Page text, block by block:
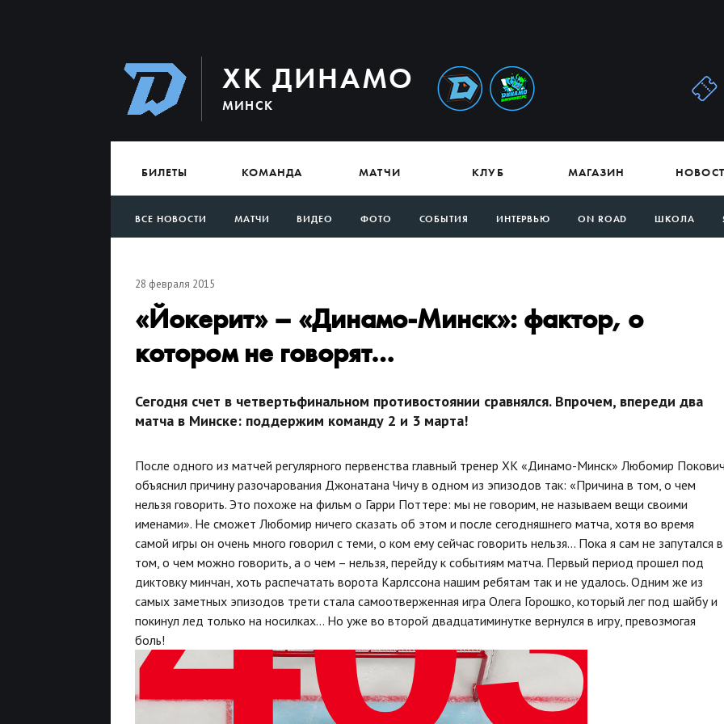
ХК ДИНАМО
МИНСК
БИЛЕТЫ КОМАНДА МАТЧИ КЛУБ МАГАЗИН
ВСЕ НОВОСТИ МАТЧИ ВИДЕО ФОТО СОБЫТИЯ ИНТЕРВЬЮ ON ROAD ШКОЛА
28 февраля 2015
«Йокерит» – «Динамо-Минск»: фактор, о
котором не говорят…
Сегодня счет в четвертьфинальном противостоянии сравнялся. Впрочем, впереди два
матча в Минске: поддержим команду 2 и 3 марта!
После одного из матчей регулярного первенства главный тренер ХК «Динамо-Минск» Любомир
объяснил причину разочарования Джонатана Чичу в одном из эпизодов так: «Причина в том, о чем
нельзя говорить. Это похоже на фильм о Гарри Поттере: мы не говорим, не называем вещи своими
именами». Не сможет Любомир ничего сказать об этом и после сегодняшнего матча, хотя во время
самой игры он очень много говорил с теми, о ком ему сейчас говорить нельзя… Пока я сам не запутался в
том, о чем можно говорить, а о чем – нельзя, перейду к событиям матча. Первый период прошел под
диктовку минчан, хоть распечатать ворота Карлссона нашим ребятам так и не удалось. Одним же из
самых заметных эпизодов трети стала самоотверженная игра Олега Горошко, который лег под шайбу и
покинул лед только на носилках… Но уже во второй двадцатиминутке вернулся в игру, превозмогая
боль!